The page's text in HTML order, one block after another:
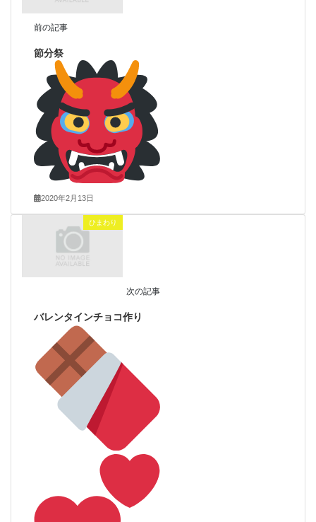
前の記事
節分祭
2020年2月13日
ひまわり
次の記事
バレンタインチョコ作り